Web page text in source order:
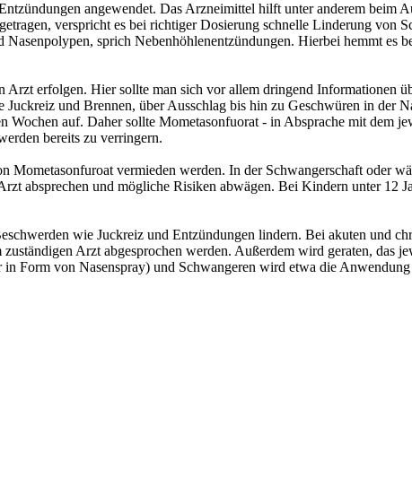
angewendet. Das Arzneimittel hilft unter anderem beim
verspricht es bei richtiger Dosierung schnelle Linderung von
sprich Nebenhöhlenentzündungen. Hierbei hemmt es
erfolgen. Hier sollte man sich vor allem dringend Informationen
und Brennen, über Ausschlag bis hin zu Geschwüren in der
auf. Daher sollte Mometasonfuorat - in Absprache mit dem
bereits zu verringern.
vermieden werden. In der Schwangerschaft oder
absprechen und mögliche Risiken abwägen. Bei Kindern unter 12
wie Juckreiz und Entzündungen lindern. Bei akuten und
Arzt abgesprochen werden. Außerdem wird geraten, das
Form von Nasenspray) und Schwangeren wird etwa die